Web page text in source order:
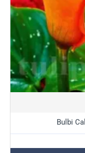
Bulbi